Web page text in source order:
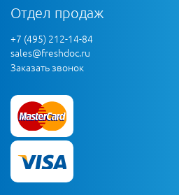
Отдел продаж
+7 (495) 212-14-84
sales@freshdoc.ru
Заказать звонок